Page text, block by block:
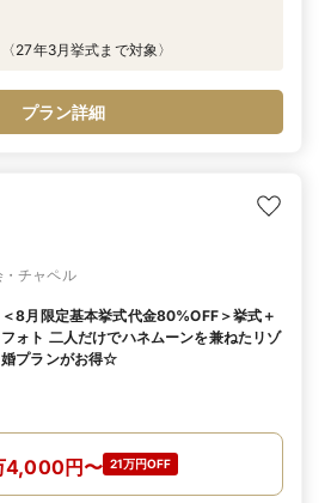
27年3月挙式まで対象〉
プラン詳細
チャペル
＜8月限定基本挙式代金80%OFF＞挙式＋
フォト 二人だけでハネムーンを兼ねたリゾ
婚プランがお得☆
4,000円〜 21万円OFF